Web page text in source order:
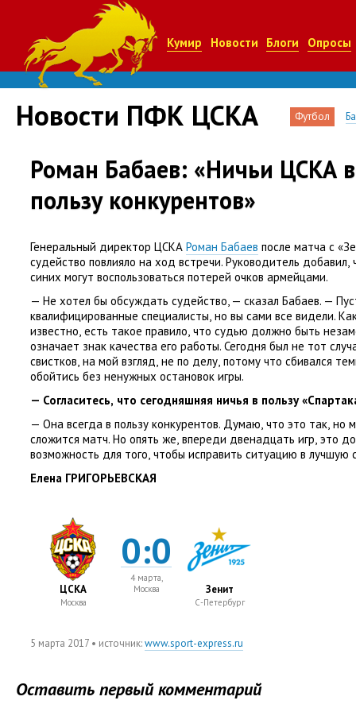
Кумир Новости Блоги Опросы
Новости ПФК ЦСКА Футбол
Роман Бабаев: «Ничьи ЦСКА
пользу конкурентов»
Генеральный директор ЦСКА Роман Бабаев после матча с
судейство повлияло на ход встречи. Руководитель добавил,
синих могут воспользоваться потерей очков армейцами.
— Не хотел бы обсуждать судейство, — сказал Бабаев. —
квалифицированные специалисты, но вы сами все видели.
известно, есть такое правило, что судью должно быть
означает знак качества его работы. Сегодня был не тот
свистков, на мой взгляд, не по делу, потому что сбивался
обойтись без ненужных остановок игры.
— Согласитесь, что сегодняшняя ничья в пользу «
— Она всегда в пользу конкурентов. Думаю, что это так, но
сложится матч. Но опять же, впереди двенадцать игр, это
возможность для того, чтобы исправить ситуацию в лучшую
Елена ГРИГОРЬЕВСКАЯ
ЦСКА
Москва
0:0
4 марта,
Москва
Зенит
С-Петербург
5 марта 2017 • источник:www.sport-express.ru
Оставить первый комментарий